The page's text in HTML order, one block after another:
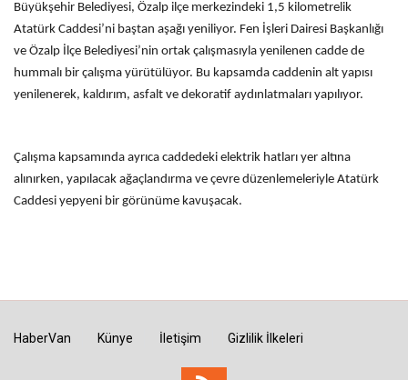
Büyükşehir Belediyesi, Özalp ilçe merkezindeki 1,5 kilometrelik
Atatürk Caddesi’ni baştan aşağı yeniliyor. Fen İşleri Dairesi Başkanlığı
ve Özalp İlçe Belediyesi’nin ortak çalışmasıyla yenilenen cadde de
hummalı bir çalışma yürütülüyor. Bu kapsamda caddenin alt yapısı
yenilenerek, kaldırım, asfalt ve dekoratif aydınlatmaları yapılıyor.
Çalışma kapsamında ayrıca caddedeki elektrik hatları yer altına
alınırken, yapılacak ağaçlandırma ve çevre düzenlemeleriyle Atatürk
Caddesi yepyeni bir görünüme kavuşacak.
HaberVan Künye İletişim Gizlilik İlkeleri